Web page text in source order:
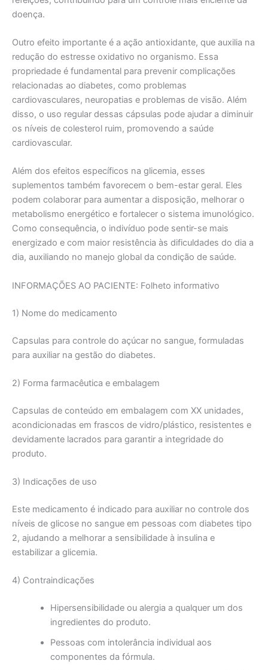
doença.
Outro efeito importante é a ação antioxidante, que auxilia na
redução do estresse oxidativo no organismo. Essa
propriedade é fundamental para prevenir complicações
relacionadas ao diabetes, como problemas
cardiovasculares, neuropatias e problemas de visão. Além
disso, o uso regular dessas cápsulas pode ajudar a diminuir
os níveis de colesterol ruim, promovendo a saúde
cardiovascular.
Além dos efeitos específicos na glicemia, esses
suplementos também favorecem o bem-estar geral. Eles
podem colaborar para aumentar a disposição, melhorar o
metabolismo energético e fortalecer o sistema imunológico.
Como consequência, o indivíduo pode sentir-se mais
energizado e com maior resistência às dificuldades do dia a
dia, auxiliando no manejo global da condição de saúde.
INFORMAÇÕES AO PACIENTE: Folheto informativo
1) Nome do medicamento
Capsulas para controle do açúcar no sangue, formuladas
para auxiliar na gestão do diabetes.
2) Forma farmacêutica e embalagem
Capsulas de conteúdo em embalagem com XX unidades,
acondicionadas em frascos de vidro/plástico, resistentes e
devidamente lacrados para garantir a integridade do
produto.
3) Indicações de uso
Este medicamento é indicado para auxiliar no controle dos
níveis de glicose no sangue em pessoas com diabetes tipo
2, ajudando a melhorar a sensibilidade à insulina e
estabilizar a glicemia.
4) Contraindicações
Hipersensibilidade ou alergia a qualquer um dos
ingredientes do produto.
Pessoas com intolerância individual aos
componentes da fórmula.